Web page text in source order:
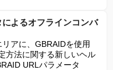
よるオフラインコンバ
アに、GBRAIDを使用
方法に関する新しいヘル
URLパラメータ